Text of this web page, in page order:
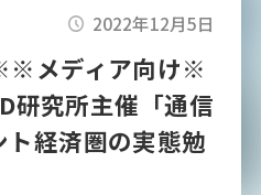
2022年12月5日
メディア向け※
研究所主催「通信
経済圏の実態勉